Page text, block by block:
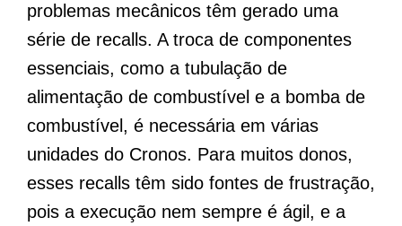
problemas mecânicos têm gerado uma
série de recalls. A troca de componentes
essenciais, como a tubulação de
alimentação de combustível e a bomba de
combustível, é necessária em várias
unidades do Cronos. Para muitos donos,
esses recalls têm sido fontes de frustração,
pois a execução nem sempre é ágil, e a